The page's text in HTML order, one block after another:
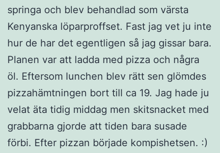
springa och blev behandlad som värsta
Kenyanska löparproffset. Fast jag vet ju inte
hur de har det egentligen så jag gissar bara.
Planen var att ladda med pizza och några
öl. Eftersom lunchen blev rätt sen glömdes
pizzahämtningen bort till ca 19. Jag hade ju
velat äta tidig middag men skitsnacket med
grabbarna gjorde att tiden bara susade
förbi. Efter pizzan började kompishetsen. :)